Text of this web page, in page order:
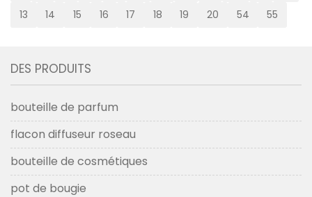
13
14 15 16 17 18 19 20 54 55
DES PRODUITS
bouteille de parfum
flacon diffuseur roseau
bouteille de cosmétiques
pot de bougie